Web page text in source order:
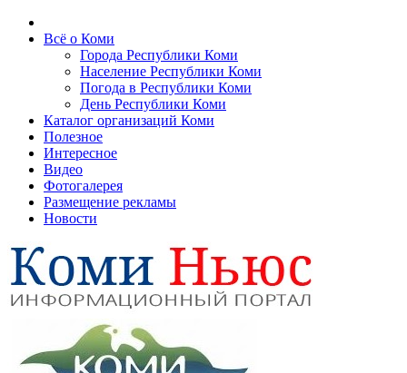
Всё о Коми
Города Республики Коми
Население Республики Коми
Погода в Республики Коми
День Республики Коми
Каталог организаций Коми
Полезное
Интересное
Видео
Фотогалерея
Размещение рекламы
Новости